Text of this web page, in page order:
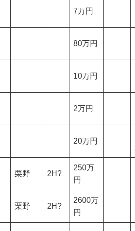
7万円
80万円
10万円
2万円
20万円
栗野 2H?
250万
円
栗野 2H?
2600万
円